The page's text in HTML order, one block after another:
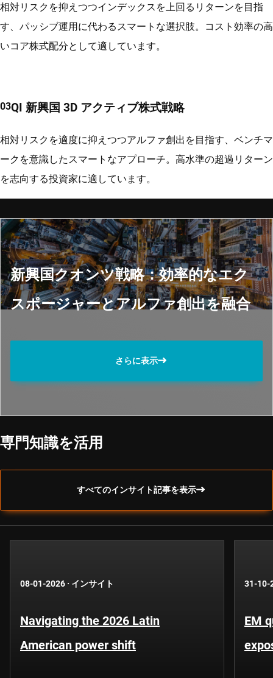
相対リスクを抑えつつインデックスを上回るリターンを目指
す、パッシブ運用に代わるスマートな選択肢。コスト効率の高
いコア株式配分として適しています。
QI 新興国 3D アクティブ株式戦略
相対リスクを適度に抑えつつアルファ創出を目指す、ベンチマ
ークを意識したスマートなアプローチ。高水準の超過リターン
を志向する投資家に適しています。
新興国クオンツ戦略：効率的なエク
スポージャーとアルファ創出を融合
さらに表示
専門知識を活用
すべてのインサイト記事を表示
08-01-2026 · インサイト
Navigating the 2026 Latin
American power shift
31-10-
EM